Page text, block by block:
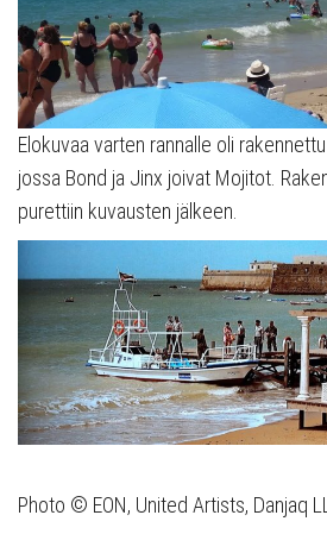
Elokuvaa varten rannalle oli
jossa Bond ja Jinx joivat Mojitot.
purettiin kuvausten jälkeen.
Photo © EON, United Artists, Danjaq